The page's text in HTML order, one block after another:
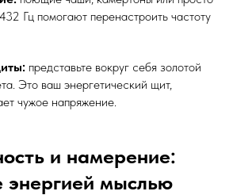
Гц помогают перенастроить частоту
представьте вокруг себя золотой
Это ваш энергетический щит,
чужое напряжение.
и намерение:
энергией мыслью